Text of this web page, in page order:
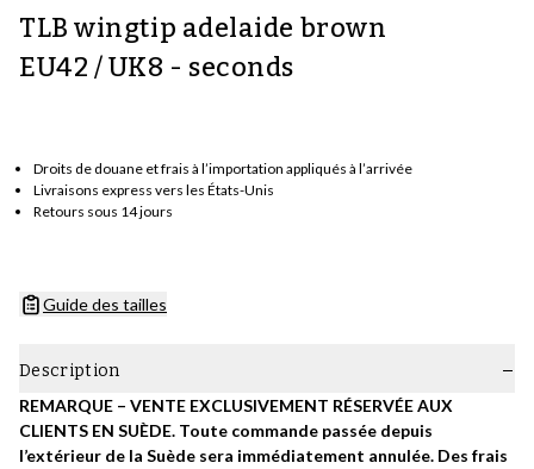
TLB wingtip adelaide brown
EU42 / UK8 - seconds
Droits de douane et frais à l’importation appliqués à l’arrivée
Livraisons express vers les États-Unis
Retours sous 14 jours
Guide des tailles
Description
REMARQUE – VENTE EXCLUSIVEMENT RÉSERVÉE AUX
CLIENTS EN SUÈDE. Toute commande passée depuis
l’extérieur de la Suède sera immédiatement annulée. Des frais